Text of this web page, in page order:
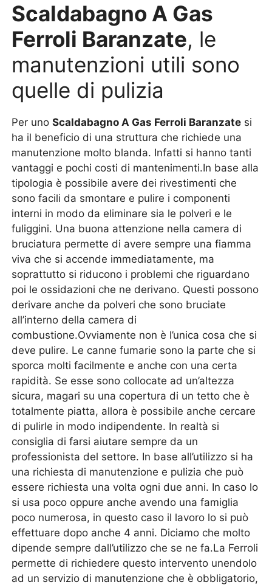
Scaldabagno A Gas
Ferroli Baranzate, le
manutenzioni utili sono
quelle di pulizia
Per unoScaldabagno A Gas Ferroli Baranzate si
ha il beneficio di una struttura che richiede una
manutenzione molto blanda. Infatti si hanno tanti
vantaggi e pochi costi di mantenimenti.In base alla
tipologia è possibile avere dei rivestimenti che
sono facili da smontare e pulire i componenti
interni in modo da eliminare sia le polveri e le
fuliggini. Una buona attenzione nella camera di
bruciatura permette di avere sempre una fiamma
viva che si accende immediatamente, ma
soprattutto si riducono i problemi che riguardano
poi le ossidazioni che ne derivano. Questi possono
derivare anche da polveri che sono bruciate
all’interno della camera di
combustione.Ovviamente non è l’unica cosa che si
deve pulire. Le canne fumarie sono la parte che si
sporca molti facilmente e anche con una certa
rapidità. Se esse sono collocate ad un’altezza
sicura, magari su una copertura di un tetto che è
totalmente piatta, allora è possibile anche cercare
di pulirle in modo indipendente. In realtà si
consiglia di farsi aiutare sempre da un
professionista del settore. In base all’utilizzo si ha
una richiesta di manutenzione e pulizia che può
essere richiesta una volta ogni due anni. In caso lo
si usa poco oppure anche avendo una famiglia
poco numerosa, in questo caso il lavoro lo si può
effettuare dopo anche 4 anni. Diciamo che molto
dipende sempre dall’utilizzo che se ne fa.La Ferroli
permette di richiedere questo intervento unendolo
ad un servizio di manutenzione che è obbligatorio,